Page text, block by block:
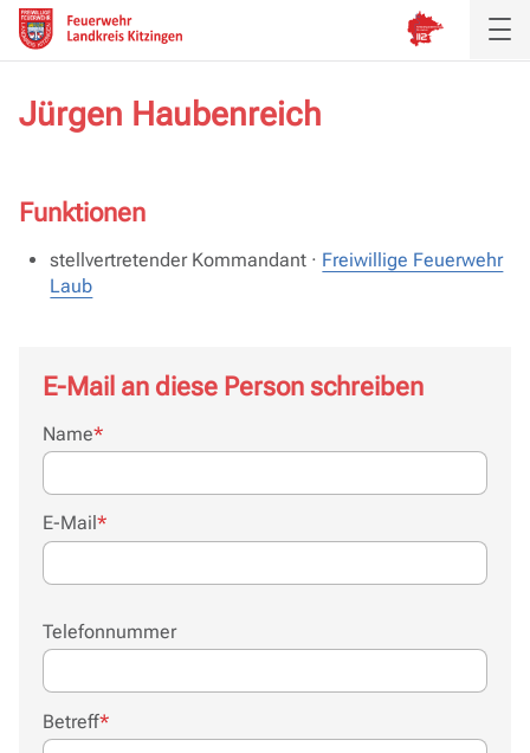
Jürgen Haubenreich
Funktionen
stellvertretender Kommandant · Freiwillige Feuerwehr
Laub
E-Mail an diese Person schreiben
Pflichtfeld
Name*
Pflichtfeld
E-Mail *
Telefonnummer
Pflichtfeld
Betreff*